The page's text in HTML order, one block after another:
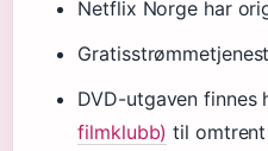
Netflix Norge har
DVD-utgaven finnes
filmklubb) til omtrent